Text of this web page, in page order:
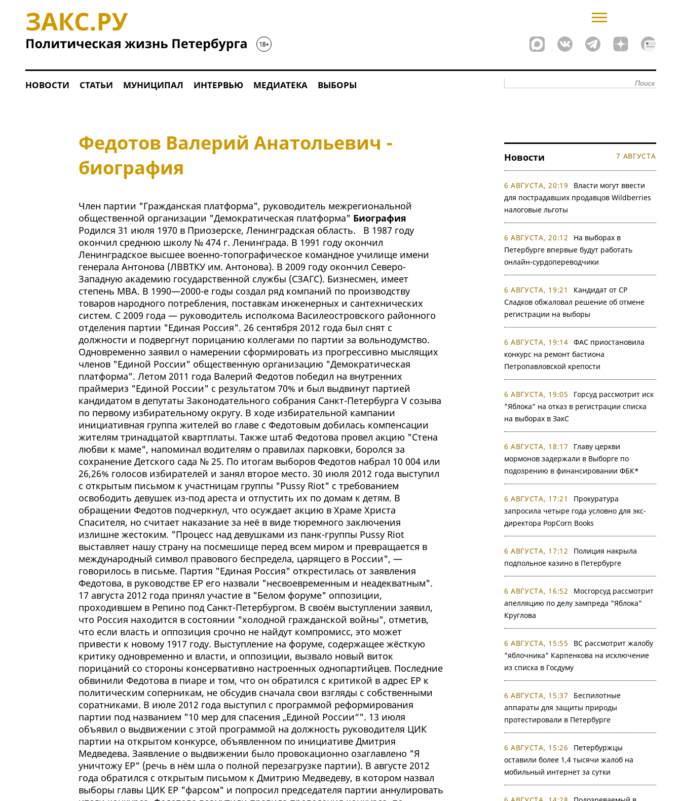
НОВОСТИ СТАТЬИ МУНИЦИПАЛ ИНТЕРВЬЮ МЕДИАТЕКА ВЫБОРЫ
Федотов Валерий Анатольевич -
биография
Член партии "Гражданская платформа", руководитель межрегиональной
общественной организации "Демократическая платформа" Биография
Родился 31 июля 1970 в Приозерске, Ленинградская область. В 1987 году
окончил среднюю школу № 474 г. Ленинграда. В 1991 году окончил
Ленинградское высшее военно-топографическое командное училище имени
генерала Антонова (ЛВВТКУ им. Антонова). В 2009 году окончил Северо-
Западную академию государственной службы (СЗАГС). Бизнесмен, имеет
степень MBA. В 1990—2000-е годы создал ряд компаний по производству
товаров народного потребления, поставкам инженерных и сантехнических
систем. С 2009 года — руководитель исполкома Василеостровского районного
отделения партии "Единая Россия". 26 сентября 2012 года был снят с
должности и подвергнут порицанию коллегами по партии за вольнодумство.
Одновременно заявил о намерении сформировать из прогрессивно мыслящих
членов "Единой России" общественную организацию "Демократическая
платформа". Летом 2011 года Валерий Федотов победил на внутренних
праймериз "Единой России" с результатом 70% и был выдвинут партией
кандидатом в депутаты Законодательного собрания Санкт-Петербурга V созыва
по первому избирательному округу. В ходе избирательной кампании
инициативная группа жителей во главе с Федотовым добилась компенсации
жителям тринадцатой квартплаты. Также штаб Федотова провел акцию "Стена
любви к маме", напоминал водителям о правилах парковки, боролся за
сохранение Детского сада № 25. По итогам выборов Федотов набрал 10 004 или
26,26% голосов избирателей и занял второе место. 30 июля 2012 года выступил
с открытым письмом к участницам группы "Pussy Riot" с требованием
освободить девушек из-под ареста и отпустить их по домам к детям. В
обращении Федотов подчеркнул, что осуждает акцию в Храме Христа
Спасителя, но считает наказание за неё в виде тюремного заключения
излишне жестоким. "Процесс над девушками из панк-группы Pussy Riot
выставляет нашу страну на посмешище перед всем миром и превращается в
международный символ правового беспредела, царящего в России", —
говорилось в письме. Партия "Единая Россия" открестилась от заявления
Федотова, в руководстве ЕР его назвали "несвоевременным и неадекватным".
17 августа 2012 года принял участие в "Белом форуме" оппозиции,
проходившем в Репино под Санкт-Петербургом. В своём выступлении заявил,
что Россия находится в состоянии "холодной гражданской войны", отметив,
что если власть и оппозиция срочно не найдут компромисс, это может
привести к новому 1917 году. Выступление на форуме, содержащее жёсткую
критику одновременно и власти, и оппозиции, вызвало новый виток
порицаний со стороны консервативно настроенных однопартийцев. Последние
обвинили Федотова в пиаре и том, что он обратился с критикой в адрес ЕР к
политическим соперникам, не обсудив сначала свои взгляды с собственными
соратниками. В июле 2012 года выступил с программой реформирования
партии под названием "10 мер для спасения „Единой России“". 13 июля
объявил о выдвижении с этой программой на должность руководителя ЦИК
партии на открытом конкурсе, объявленном по инициативе Дмитрия
Медведева. Заявление о выдвижении было провокационно озаглавлено "Я
уничтожу ЕР" (речь в нём шла о полной перезагрузке партии). В августе 2012
года обратился с открытым письмом к Дмитрию Медведеву, в котором назвал
выборы главы ЦИК ЕР "фарсом" и попросил председателя партии аннулировать
Новости 7 АВГУСТА
6 АВГУСТА, 20:19
Власти могут ввести
для пострадавших продавцов Wildberries
налоговые льготы
6 АВГУСТА, 20:12
На выборах в
Петербурге впервые будут работать
онлайн-сурдопереводчики
6 АВГУСТА, 19:21
Кандидат от СР
Сладков обжаловал решение об отмене
регистрации на выборы
6 АВГУСТА, 19:14 ФАС приостановила
конкурс на ремонт бастиона
Петропавловской крепости
6 АВГУСТА, 19:05
Горсуд рассмотрит иск
"Яблока" на отказ в регистрации списка
на выборах в ЗакС
6 АВГУСТА, 18:17
Главу церкви
мормонов задержали в Выборге по
подозрению в финансировании ФБК*
6 АВГУСТА, 17:21
Прокуратура
запросила четыре года условно для экс-
директора PopCorn Books
6 АВГУСТА, 17:12
Полиция накрыла
подпольное казино в Петербурге
6 АВГУСТА, 16:52
Мосгорсуд рассмотрит
апелляцию по делу зампреда "Яблока"
Круглова
6 АВГУСТА, 15:55
ВС рассмотрит жалобу
"яблочника" Карпенкова на исключение
из списка в Госдуму
6 АВГУСТА, 15:37
Беспилотные
аппараты для защиты природы
протестировали в Петербурге
6 АВГУСТА, 15:26
Петербуржцы
оставили более 1,4 тысячи жалоб на
мобильный интернет за сутки